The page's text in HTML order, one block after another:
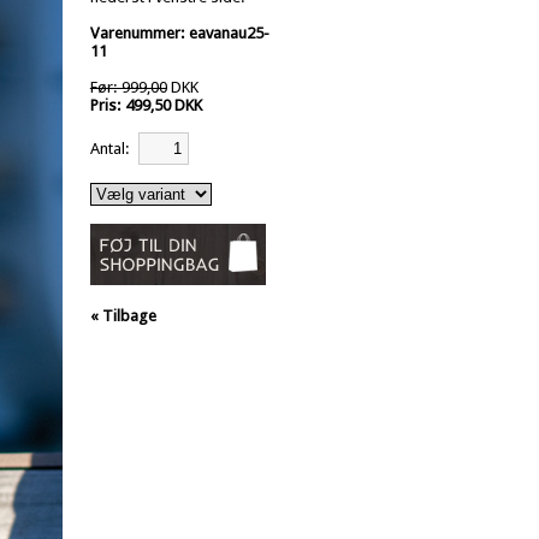
Varenummer: eavanau25-
11
Før: 999,00DKK
Pris: 499,50 DKK
Antal:
« Tilbage